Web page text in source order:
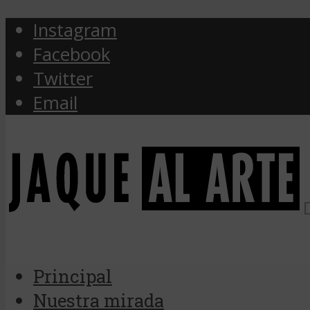
Instagram
Facebook
Twitter
Email
Principal
Nuestra mirada